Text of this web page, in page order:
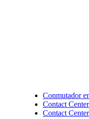
Conmutador
Contact Center
Contact